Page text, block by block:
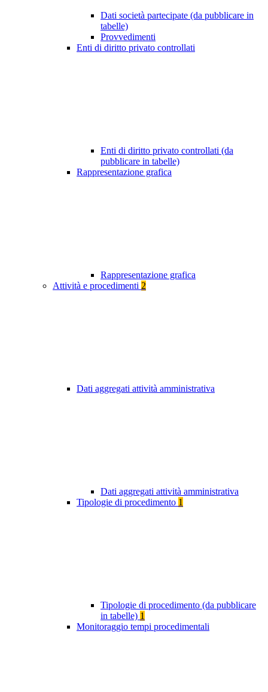
Dati società partecipate (da pubblicare in
tabelle)
Provvedimenti
Enti di diritto privato controllati
Enti di diritto privato controllati (da
pubblicare in tabelle)
Rappresentazione grafica
Rappresentazione grafica
Attività e procedimenti 2
Dati aggregati attività amministrativa
Dati aggregati attività amministrativa
Tipologie di procedimento 1
Tipologie di procedimento (da pubblicare
in tabelle) 1
Monitoraggio tempi procedimentali